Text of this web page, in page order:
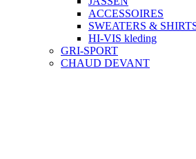
ACCESSOIRES
SWEATERS &
HI-VIS kleding
GRI-SPORT
CHAUD DEVANT